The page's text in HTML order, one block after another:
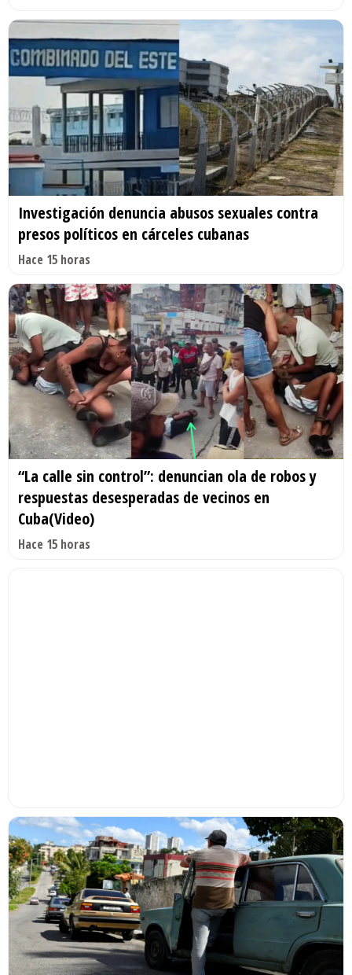
Investigación denuncia abusos sexuales contra
presos políticos en cárceles cubanas
Hace 15 horas
“La calle sin control”: denuncian ola de robos y
respuestas desesperadas de vecinos en
Cuba(Video)
Hace 15 horas